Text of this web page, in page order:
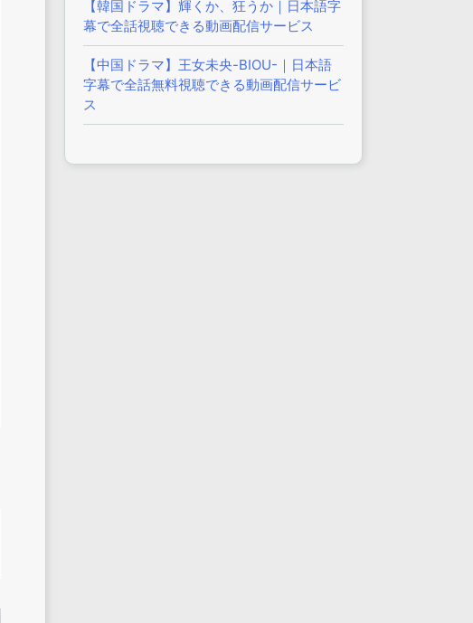
【韓国ドラマ】輝くか、狂うか｜日本語字
幕で全話視聴できる動画配信サービス
【中国ドラマ】王女未央-BIOU-｜日本語
字幕で全話無料視聴できる動画配信サービ
ス